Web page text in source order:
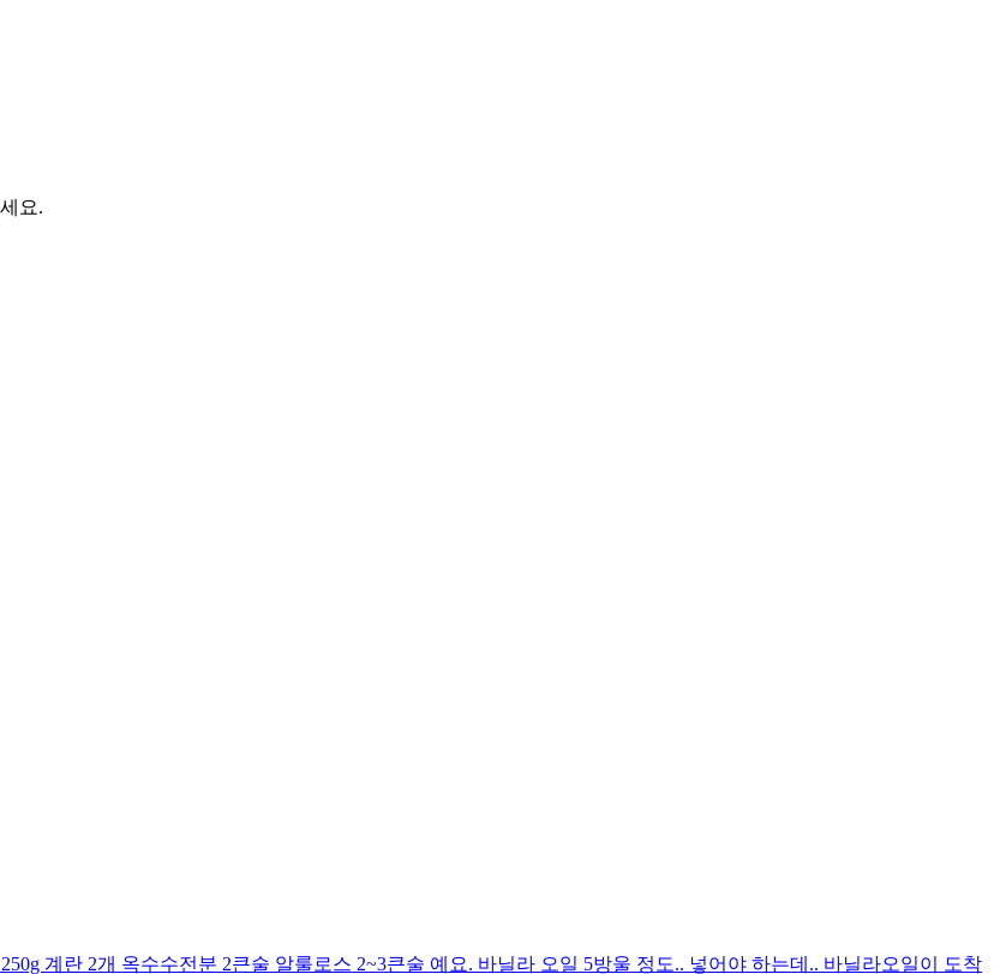
요.
계란 2개 옥수수전분 2큰술 알룰로스 2~3큰술 예요. 바닐라 오일 5방울 정도.. 넣어야 하는데.. 바닐라오일이 도착